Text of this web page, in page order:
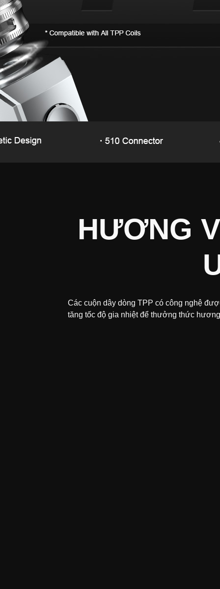
HƯƠNG
Các cuộn dây dòng TPP có công nghệ
tăng tốc độ gia nhiệt để thưởng thức